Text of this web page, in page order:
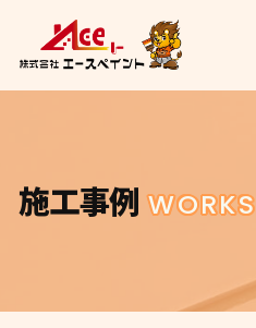
施工事例 WORKS